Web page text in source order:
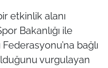
etkinlik alanı
Bakanlığı ile
bağlı
vurgulayan